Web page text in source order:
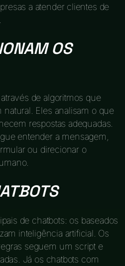
a atender clientes de
OS
de algoritmos que
Eles analisam o que
respostas adequadas.
entender a mensagem,
ou direcionar o
de chatbots: os baseados
inteligência artificial. Os
seguem um script e
Já os chatbots com